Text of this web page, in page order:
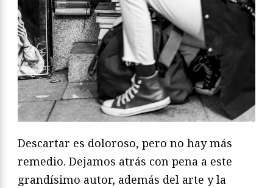
Descartar es doloroso, pero no hay más
remedio. Dejamos atrás con pena a este
grandísimo autor, además del arte y la